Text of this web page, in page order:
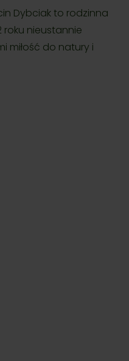
Dybciak to rodzinna
roku nieustannie
miłość do natury i